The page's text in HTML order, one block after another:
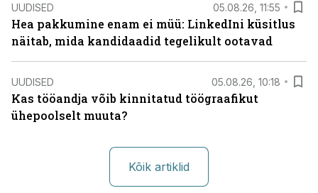
UUDISED 05.08.26, 11:55
Hea pakkumine enam ei müü: LinkedIni küsitlus
näitab, mida kandidaadid tegelikult ootavad
UUDISED 05.08.26, 10:18
Kas tööandja võib kinnitatud töögraafikut
ühepoolselt muuta?
Kõik artiklid